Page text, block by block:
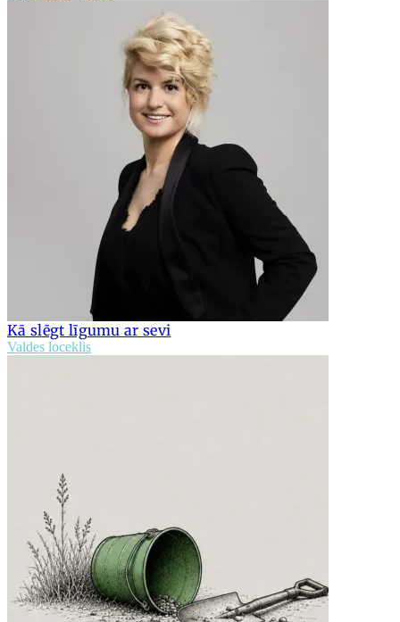
Kā slēgt līgumu ar sevi
Valdes loceklis